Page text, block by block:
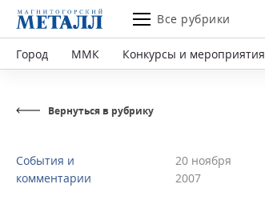
Все рубрики
Город ММК Конкурсы и мероприятия
Вернуться в рубрику
События и
комментарии
20 ноября
2007